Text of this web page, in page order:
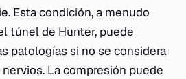
Esta condición, a menudo
túnel de Hunter, puede
patologías si no se considera
La compresión puede